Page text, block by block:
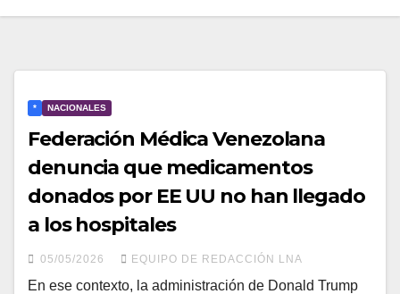
* NACIONALES
Federación Médica Venezolana
denuncia que medicamentos
donados por EE UU no han llegado
a los hospitales
05/05/2026 EQUIPO DE REDACCIÓN LNA
En ese contexto, la administración de Donald Trump